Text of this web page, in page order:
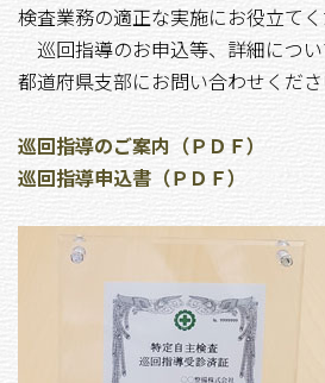
検査業務の適正な実施にお役立てく
巡回指導のお申込等、詳細につ
都道府県支部にお問い合わせくださ
巡回指導のご案内（ＰＤＦ）
巡回指導申込書（ＰＤＦ）